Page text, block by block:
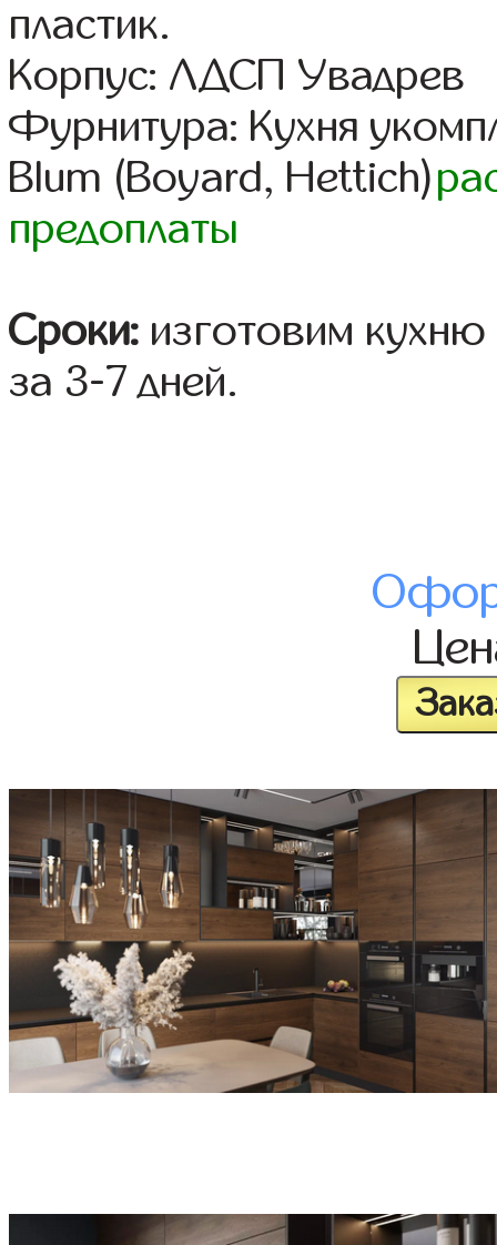
пластик.
Корпус: ЛДСП Увадрев
Фурнитура: Кухня
Blum (Boyard, Hettich)
предоплаты
Сроки: изготовим
за 3-7 дней.